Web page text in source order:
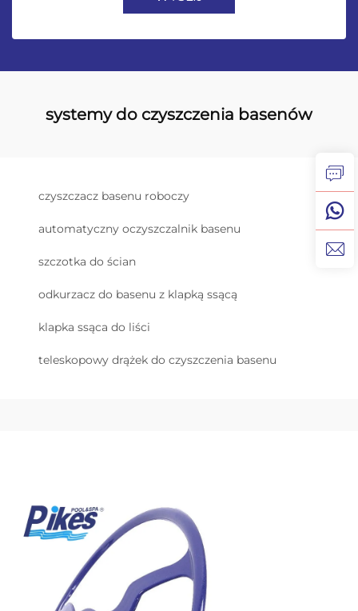
systemy do czyszczenia basenów
czyszczacz basenu roboczy
automatyczny oczyszczalnik basenu
szczotka do ścian
odkurzacz do basenu z klapką ssącą
klapka ssąca do liści
teleskopowy drążek do czyszczenia basenu